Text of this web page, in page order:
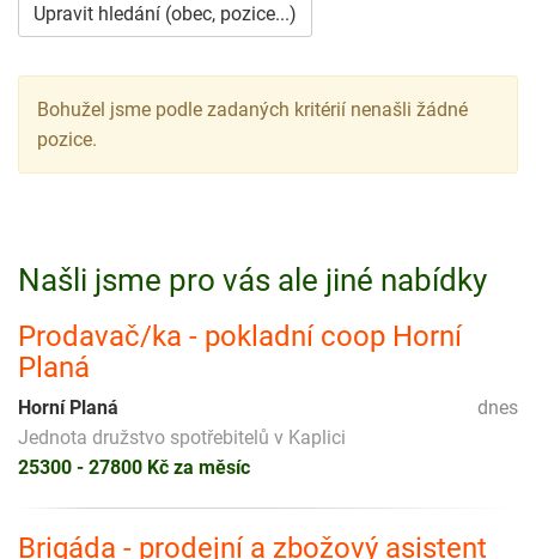
Upravit hledání (obec, pozice...)
Bohužel jsme podle zadaných kritérií nenašli žádné
pozice.
Našli jsme pro vás ale jiné nabídky
Prodavač/ka - pokladní coop Horní
Planá
dnes
Horní Planá
Jednota družstvo spotřebitelů v Kaplici
25300 - 27800 Kč za měsíc
Brigáda - prodejní a zbožový asistent